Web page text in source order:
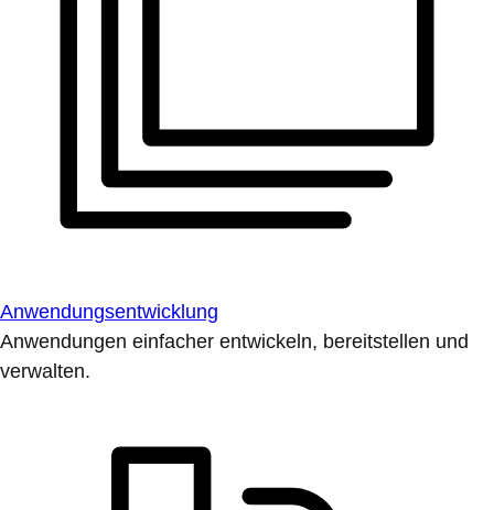
Anwendungsentwicklung
Anwendungen einfacher entwickeln, bereitstellen und
verwalten.